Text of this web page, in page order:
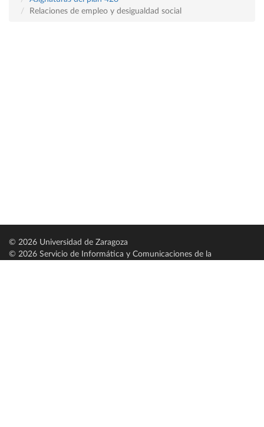
Relaciones de empleo y desigualdad social
© 2026 Universidad de Zaragoza
© 2026 Servicio de Informática y Comunicaciones de la